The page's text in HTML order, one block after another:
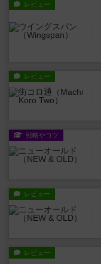
レビュー
レビュー
戦略やコツ
レビュー
レビュー